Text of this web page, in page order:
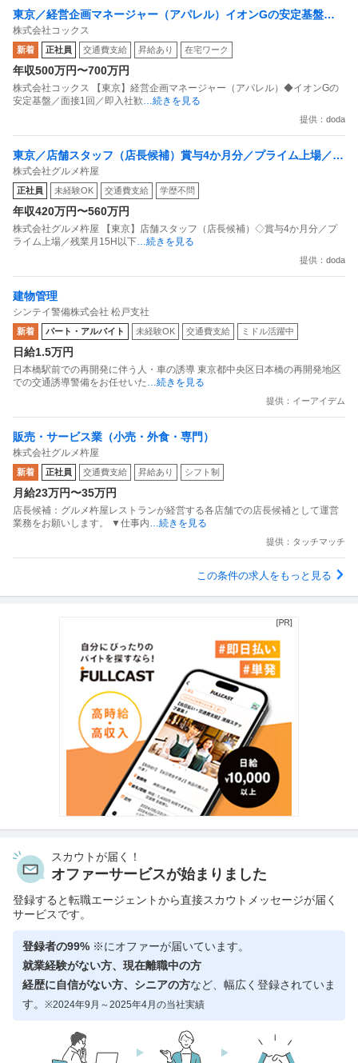
東京／経営企画マネージャー（アパレル）イオンGの安定基盤／
面接1回／即入社歓迎
株式会社コックス
新着 正社員 交通費支給 昇給あり 在宅ワーク
年収500万円〜700万円
株式会社コックス 【東京】経営企画マネージャー（アパレル）◆イオンGの
安定基盤／面接1回／即入社歓 …続きを見る
提供：doda
東京／店舗スタッフ（店長候補）賞与4か月分／プライム上場／残
業月15H以下／新店オープン多数
株式会社グルメ杵屋
正社員 未経験OK 交通費支給 学歴不問
年収420万円〜560万円
株式会社グルメ杵屋 【東京】店舗スタッフ（店長候補）◇賞与4か月分／プ
ライム上場／残業月15H以下 …続きを見る
提供：doda
建物管理
シンテイ警備株式会社 松戸支社
新着 パート・アルバイト 未経験OK 交通費支給 ミドル活躍中
日給1.5万円
日本橋駅前での再開発に伴う人・車の誘導 東京都中央区日本橋の再開発地区
での交通誘導警備をお任せいた …続きを見る
提供：イーアイデム
販売・サービス業（小売・外食・専門）
株式会社グルメ杵屋
新着 正社員 交通費支給 昇給あり シフト制
月給23万円〜35万円
店長候補：グルメ杵屋レストランが経営する各店舗での店長候補として運営
業務をお願いします。 ▼仕事内 …続きを見る
提供：タッチマッチ
この条件の求人をもっと見る
スカウトが届く！
オファーサービスが始まりました
登録すると転職エージェントから直接スカウトメッセージが届く
サービスです。
登録者の99% ※にオファーが届いています。
就業経験がない方、現在離職中の方
経歴に自信がない方、シニアの方など、幅広く登録されていま
す。 ※2024年9月～2025年4月の当社実績